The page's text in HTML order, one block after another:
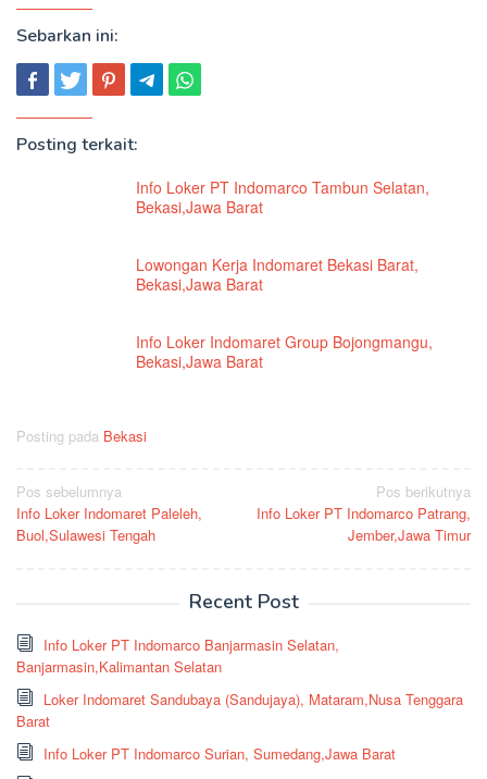
Sebarkan ini:
Posting terkait:
Info Loker PT Indomarco Tambun Selatan,
Bekasi,Jawa Barat
Lowongan Kerja Indomaret Bekasi Barat,
Bekasi,Jawa Barat
Info Loker Indomaret Group Bojongmangu,
Bekasi,Jawa Barat
Posting pada Bekasi
Navigasi
pos
Pos sebelumnya
Info Loker Indomaret Paleleh,
Buol,Sulawesi Tengah
Pos berikutnya
Info Loker PT Indomarco Patrang,
Jember,Jawa Timur
Recent Post
Info Loker PT Indomarco Banjarmasin Selatan,
Banjarmasin,Kalimantan Selatan
Loker Indomaret Sandubaya (Sandujaya), Mataram,Nusa Tenggara
Barat
Info Loker PT Indomarco Surian, Sumedang,Jawa Barat